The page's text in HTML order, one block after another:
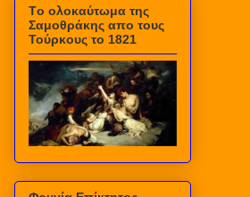
Τo ολοκαύτωμα της
Σαμοθράκης απο τους
Τούρκους το 1821